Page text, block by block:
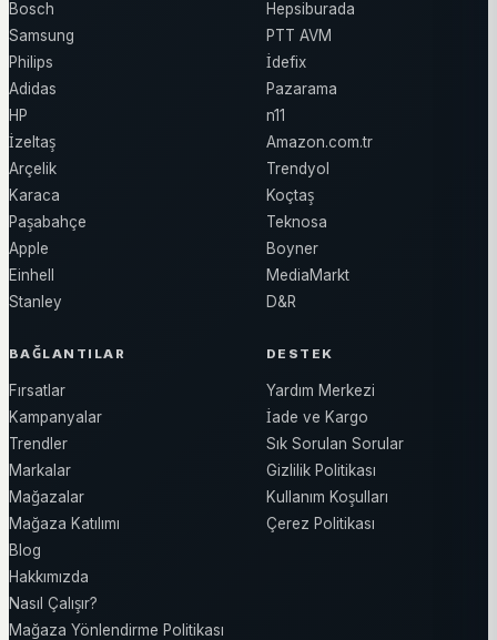
Bosch
Samsung
Philips
Adidas
HP
İzeltaş
Arçelik
Karaca
Paşabahçe
Apple
Einhell
Stanley
Hepsiburada
PTT AVM
İdefix
Pazarama
n11
Amazon.com.tr
Trendyol
Koçtaş
Teknosa
Boyner
MediaMarkt
D&R
BAĞLANTILAR
Fırsatlar
Kampanyalar
Trendler
Markalar
Mağazalar
Mağaza Katılımı
Blog
Hakkımızda
Nasıl Çalışır?
Mağaza Yönlendirme Politikası
DESTEK
Yardım Merkezi
İade ve Kargo
Sık Sorulan Sorular
Gizlilik Politikası
Kullanım Koşulları
Çerez Politikası